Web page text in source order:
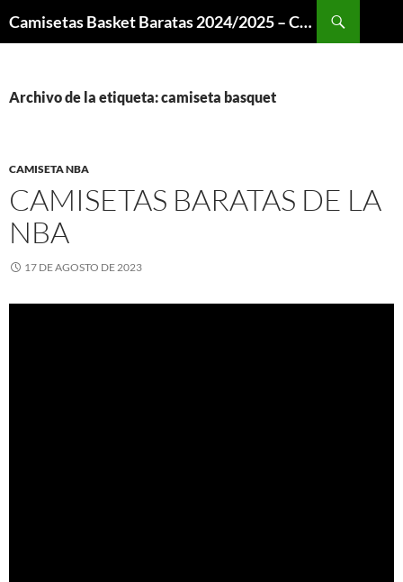
Camisetas Basket Baratas 2024/2025 – Camisetas NBA
Archivo de la etiqueta: camiseta basquet
CAMISETA NBA
CAMISETAS BARATAS DE LA
NBA
17 DE AGOSTO DE 2023